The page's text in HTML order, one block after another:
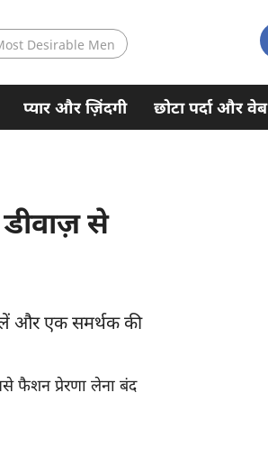
Desirable Men
प्यार और ज़िंदगी छोटा पर्दा और वेब
से
लें और एक समर्थक की
फैशन प्रेरणा लेना बंद